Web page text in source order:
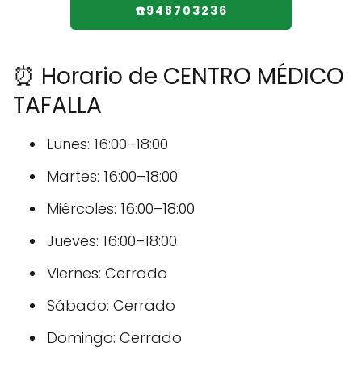
☎️948703236
⏰ Horario de CENTRO MÉDICO
TAFALLA
Lunes: 16:00–18:00
Martes: 16:00–18:00
Miércoles: 16:00–18:00
Jueves: 16:00–18:00
Viernes: Cerrado
Sábado: Cerrado
Domingo: Cerrado